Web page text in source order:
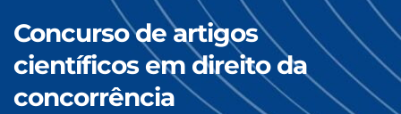
Concurso de artigos
científicos em direito da
concorrência